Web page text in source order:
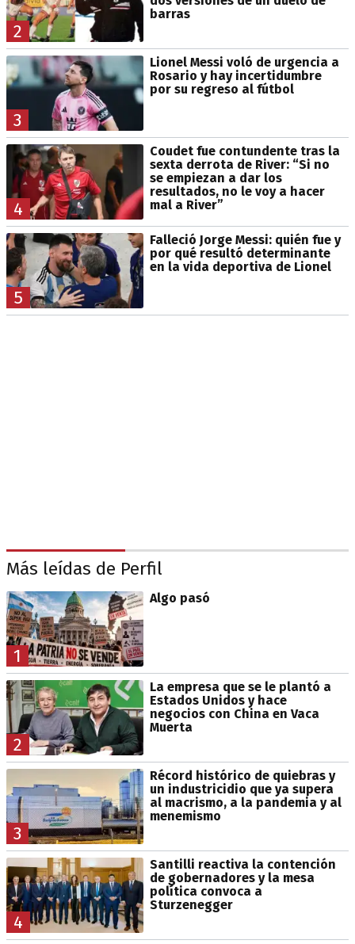
2
barras
3
Lionel Messi voló de urgencia a
Rosario y hay incertidumbre
por su regreso al fútbol
4
Coudet fue contundente tras la
sexta derrota de River: “Si no
se empiezan a dar los
resultados, no le voy a hacer
mal a River”
5
Falleció Jorge Messi: quién fue y
por qué resultó determinante
en la vida deportiva de Lionel
Más leídas de Perfil
1
Algo pasó
2
La empresa que se le plantó a
Estados Unidos y hace
negocios con China en Vaca
Muerta
3
Récord histórico de quiebras y
un industricidio que ya supera
al macrismo, a la pandemia y al
menemismo
4
Santilli reactiva la contención
de gobernadores y la mesa
política convoca a
Sturzenegger